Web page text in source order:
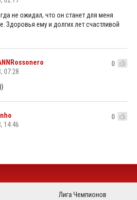
не ожидал, что он станет для меня
Здоровья ему и долгих лет счастливой
07:28
0
14:46
0
Лига Чемпионов